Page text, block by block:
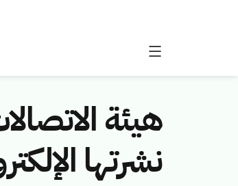
هيئة
نشرتها